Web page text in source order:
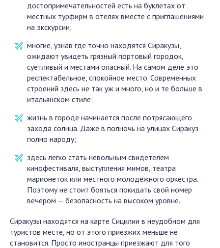
достопримечательностей есть на буклетах от
местных турфирм в отелях вместе с приглашениями
на экскурсии;
многие, узнав где точно находятся Сиракузы,
ожидают увидеть грязный портовый городок,
суетливый и местами опасный. На самом деле это
респектабельное, спокойное место. Современных
строений здесь не так уж и много, но и те больше в
итальянском стиле;
жизнь в городе начинается после потрясающего
захода солнца. Даже в полночь на улицах Сиракуз
полно народу;
здесь легко стать невольным свидетелем
кинофестиваля, выступления мимов, театра
марионеток или местного молодежного оркестра.
Поэтому не стоит бояться покидать свой номер
вечером — безопасность на высоком уровне.
Сиракузы находятся на карте Сицилии в неудобном для
туристов месте, но от этого приезжих меньше не
становится. Просто иностранцы приезжают для того